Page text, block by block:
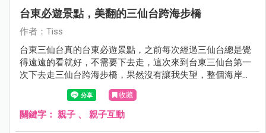
台東必遊景點，美翻的三仙台跨海步橋
作者：Tiss
台東三仙台真的台東必遊景點，之前每次經過三仙台總是覺
得遠遠的看就好，不需要下去走，這次來到台東三仙台第一
次下去走三仙台跨海步橋，果然沒有讓我失望，整個海岸線
美爆了，遊三仙台有三個重點，第一是停留在海岸邊看海、
第二就是走跨海步橋，第三就是走到三仙台嶼。
收藏
關鍵字： 親子 、 親子互動